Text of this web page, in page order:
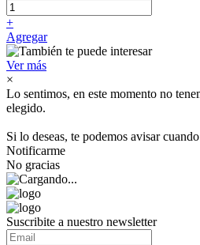
+
Agregar
Ver más
×
Lo sentimos, en este momento no
elegido.
Si lo deseas, te podemos avisar
Notificarme
No gracias
Suscribite a nuestro newsletter